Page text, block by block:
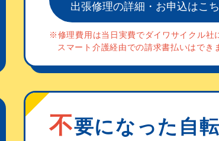
出張修理の詳細・お申込はこ
※修理費用は当日実費でダイワサイクル社
スマート介護経由での請求書払いはでき
不要になった自